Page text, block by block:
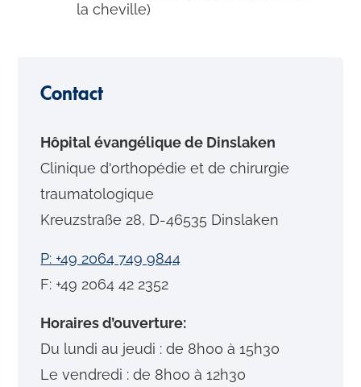
la cheville)
Contact
Hôpital évangélique de Dinslaken
Clinique d'orthopédie et de chirurgie
traumatologique
Kreuzstraße 28, D-46535 Dinslaken
P: +49 2064 749 9844
F: +49 2064 42 2352
Horaires d’ouverture:
Du lundi au jeudi : de 8h00 à 15h30
Le vendredi : de 8h00 à 12h30